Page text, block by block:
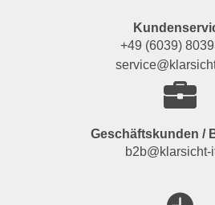
+49 (6039)
Geschäftskunden /
b2b@klarsicht-